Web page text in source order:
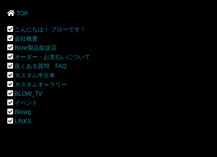
TOP
こんにちは！ ブローです！
会社概要
Blow製品取扱店
オーダー・お支払いについて
良くある質問 FAQ
カスタム中古車
カスタムギャラリー
BLOW_TV
イベント
Blowg
LINKS